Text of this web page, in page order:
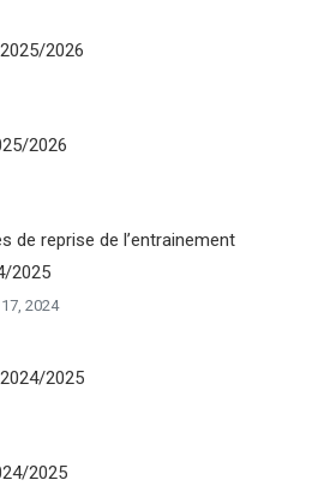
2026
2026
de reprise de l’entrainement
2025
2024
2025
2025